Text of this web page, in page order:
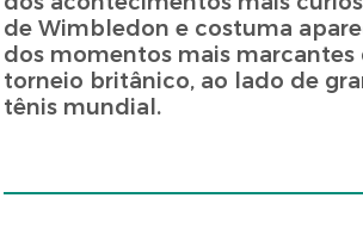
de Wimbledon e costuma
dos momentos mais marcantes
torneio britânico, ao lado de
tênis mundial.